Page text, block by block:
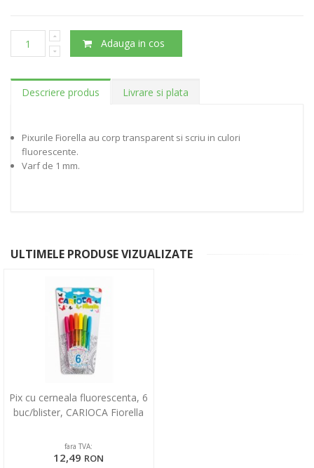
Adauga in cos
Descriere produs Livrare si plata
Pixurile Fiorella au corp transparent si scriu in culori
fluorescente.
Varf de 1 mm.
ULTIMELE PRODUSE VIZUALIZATE
Pix cu cerneala fluorescenta, 6
buc/blister, CARIOCA Fiorella
fara TVA:
12,49 RON